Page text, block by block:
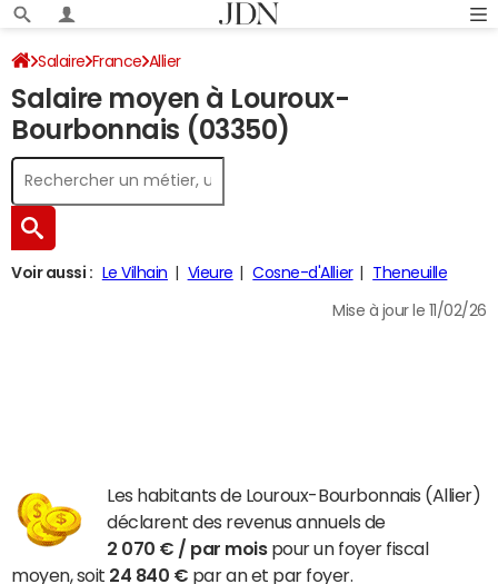
Salaire France Allier
Salaire moyen à Louroux-
Bourbonnais (03350)
Voir aussi : Le Vilhain Vieure Cosne-d'Allier Theneuille
Mise à jour le 11/02/26
Les habitants de Louroux-Bourbonnais (Allier)
déclarent des revenus annuels de
2 070 € / par moispour un foyer fiscal
moyen, soit 24 840 € par an et par foyer.